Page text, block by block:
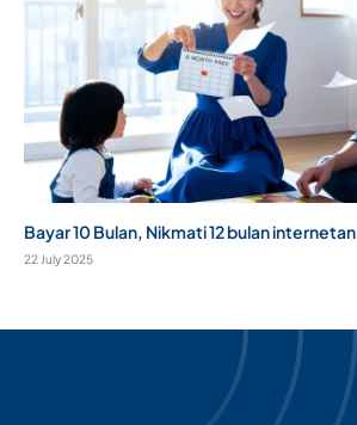
Bayar 10 Bulan, Nikmati 12 bulan internetan
22 July 2025